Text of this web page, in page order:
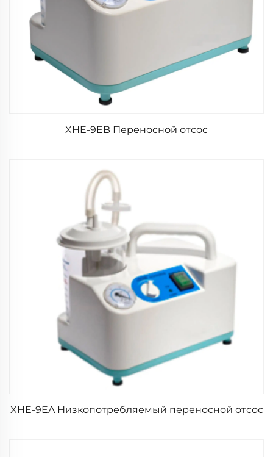
XHE-9EB Переносной отсос
XHE-9EA Низкопотребляемый переносной отсос